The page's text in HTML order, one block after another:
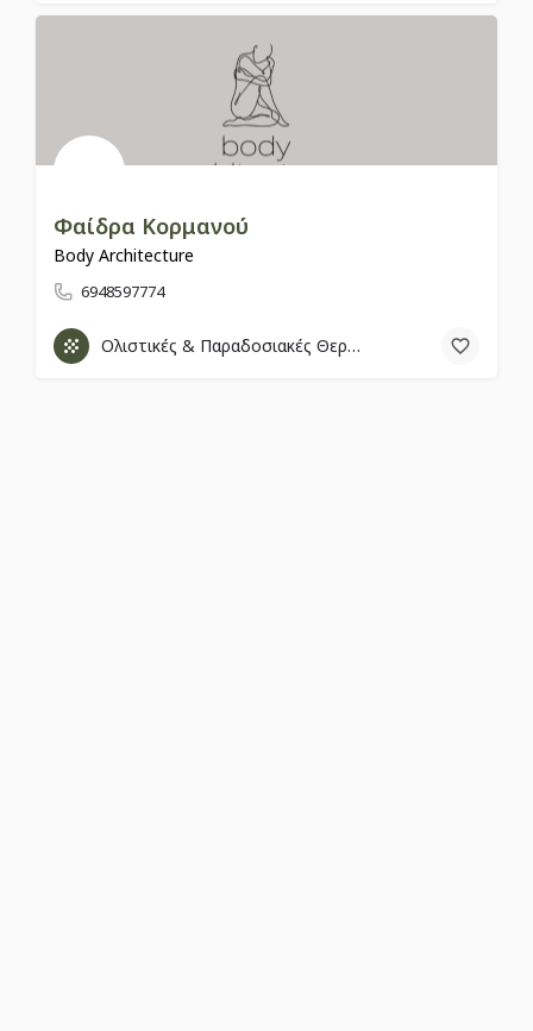
Φαίδρα Κορμανού
Body Architecture
6948597774
Ολιστικές & Παραδοσιακές Θεραπείες